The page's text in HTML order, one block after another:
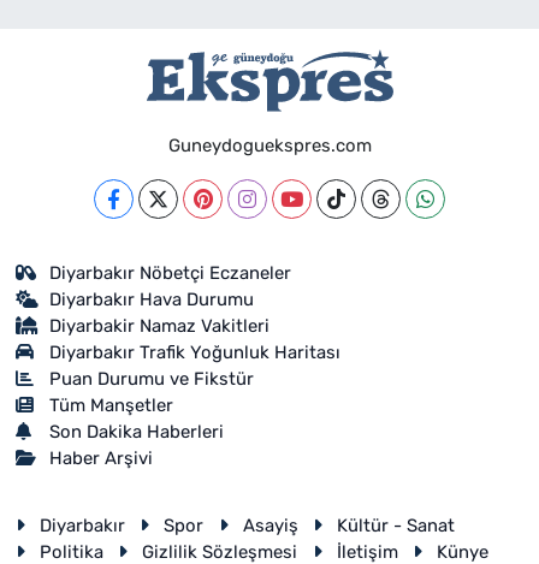
Guneydoguekspres.com
Diyarbakır Nöbetçi Eczaneler
Diyarbakır Hava Durumu
Diyarbakir Namaz Vakitleri
Diyarbakır Trafik Yoğunluk Haritası
Puan Durumu ve Fikstür
Tüm Manşetler
Son Dakika Haberleri
Haber Arşivi
Diyarbakır Spor Asayiş
Kültür - Sanat
Politika
Gizlilik Sözleşmesi İletişim Künye